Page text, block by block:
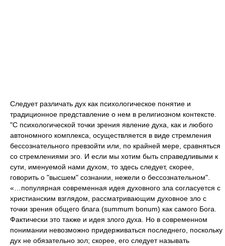
Следует различать дух как психологическое понятие и
традиционное представление о нем в религиозном контексте.
"С психологической точки зрения явление духа, как и любого
автономного комплекса, осуществляется в виде стремления
бессознательного превзойти или, по крайней мере, сравняться
со стремлениями эго. И если мы хотим быть справедливыми к
сути, именуемой нами духом, то здесь следует, скорее,
говорить о "высшем" сознании, нежели о бессознательном".
«…популярная современная идея духовного зла согласуется с
христианским взглядом, рассматривающим духовное зло с
точки зрения общего блага (summum bonum) как самого Бога.
Фактически это также и идея злого духа. Но в современном
понимании невозможно придерживаться последнего, поскольку
дух не обязательно зол; скорее, его следует называть